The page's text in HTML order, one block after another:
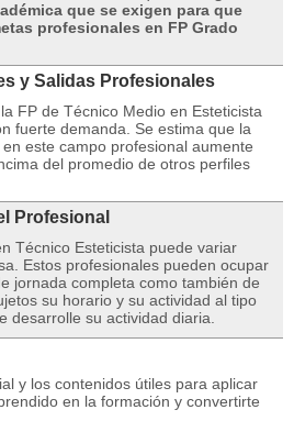
que se exigen para que
profesionales en FP Grado
y Salidas Profesionales
FP de Técnico Medio en Esteticista
fuerte demanda. Se estima que la
este campo profesional aumente
del promedio de otros perfiles
Profesional
Técnico Esteticista puede variar
Estos profesionales pueden ocupar
jornada completa como también de
su horario y su actividad al tipo
desarrolle su actividad diaria.
y los contenidos útiles para aplicar
en la formación y convertirte